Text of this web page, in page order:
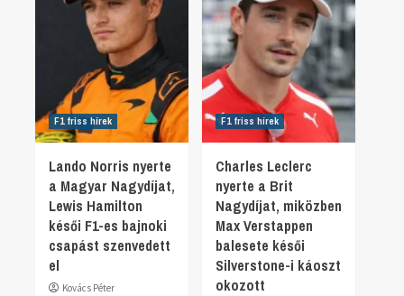
F1 friss hírek
Lando Norris nyerte
a Magyar Nagydíjat,
Lewis Hamilton
késői F1-es bajnoki
csapást szenvedett
el
Kovács Péter
F1 friss hírek
Charles Leclerc
nyerte a Brit
Nagydíjat, miközben
Max Verstappen
balesete késői
Silverstone-i káoszt
okozott